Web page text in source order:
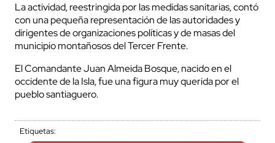
La actividad, reestringida por las medidas sanitarias, contó
con una pequeña representación de las autoridades y
dirigentes de organizaciones políticas y de masas del
municipio montañosos del Tercer Frente.
El Comandante Juan Almeida Bosque, nacido en el
occidente de la Isla, fue una figura muy querida por el
pueblo santiaguero.
Etiquetas: